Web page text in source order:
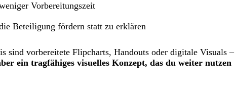
Vorbereitungszeit
Beteiligung fördern statt zu erklären
sind vorbereitete Flipcharts, Handouts oder digitale Visuals –
ein tragfähiges visuelles Konzept, das du weiter nutzen